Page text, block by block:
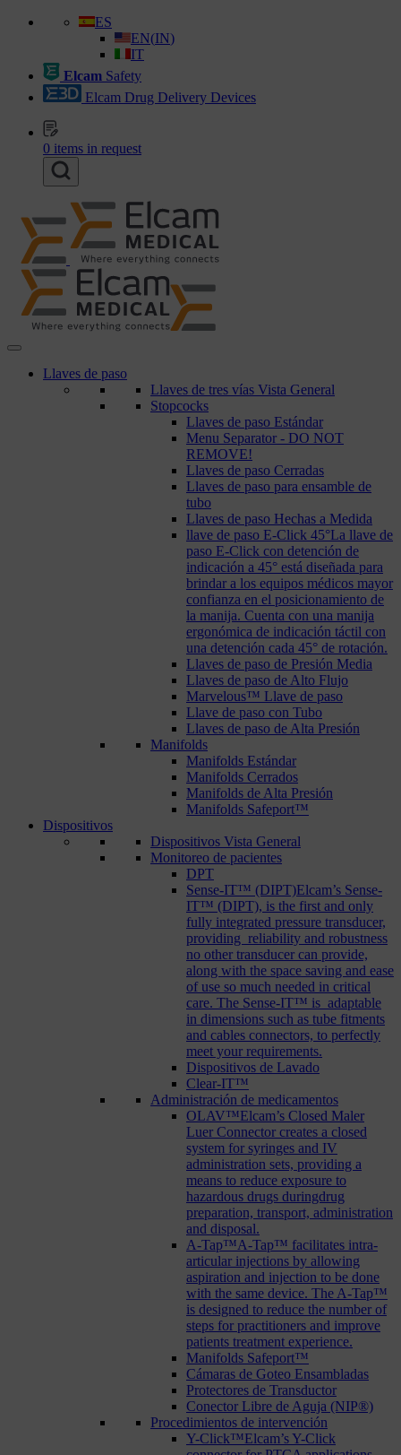
ES
EN(IN)
IT
Elcam Safety
Elcam Drug Delivery Devices
0 items in request
Llaves de paso
Llaves de tres vías Vista General
Stopcocks
Llaves de paso Estándar
Menu Separator - DO NOT
REMOVE!
Llaves de paso Cerradas
Llaves de paso para ensamble de
tubo
Llaves de paso Hechas a Medida
llave de paso E-Click 45°La llave de
paso E-Click con detención de
indicación a 45° está diseñada para
brindar a los equipos médicos mayor
confianza en el posicionamiento de
la manija. Cuenta con una manija
ergonómica de indicación táctil con
una detención cada 45° de rotación.
Llaves de paso de Presión Media
Llaves de paso de Alto Flujo
Marvelous™ Llave de paso
Llave de paso con Tubo
Llaves de paso de Alta Presión
Manifolds
Manifolds Estándar
Manifolds Cerrados
Manifolds de Alta Presión
Manifolds Safeport™
Dispositivos
Dispositivos Vista General
Monitoreo de pacientes
DPT
Sense-IT™ (DIPT)Elcam’s Sense-
IT™ (DIPT), is the first and only
fully integrated pressure transducer,
providing reliability and robustness
no other transducer can provide,
along with the space saving and ease
of use so much needed in critical
care. The Sense-IT™ is adaptable
in dimensions such as tube fitments
and cables connectors, to perfectly
meet your requirements.
Dispositivos de Lavado
Clear-IT™
Administración de medicamentos
OLAV™Elcam’s Closed Maler
Luer Connector creates a closed
system for syringes and IV
administration sets, providing a
means to reduce exposure to
hazardous drugs duringdrug
preparation, transport, administration
and disposal.
A-Tap™A-Tap™ facilitates intra-
articular injections by allowing
aspiration and injection to be done
with the same device. The A-Tap™
is designed to reduce the number of
steps for practitioners and improve
patients treatment experience.
Manifolds Safeport™
Cámaras de Goteo Ensambladas
Protectores de Transductor
Conector Libre de Aguja (NIP®)
Procedimientos de intervención
Y-Click™Elcam’s Y-Click